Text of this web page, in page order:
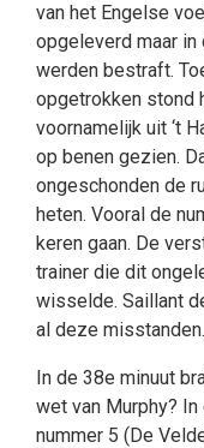
van het Engelse
opgeleverd maar
werden bestraft.
opgetrokken stond
voornamelijk uit ‘t
op benen gezien.
ongeschonden de
heten. Vooral de
keren gaan. De
trainer die dit
wisselde. Saillant
al deze misstanden.
In de 38e minuut
wet van Murphy?
nummer 5 (De